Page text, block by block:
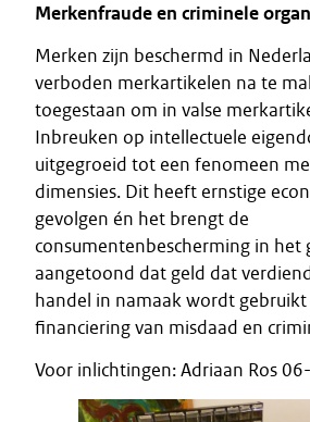
Merkenfraude en criminele
Merken zijn beschermd in
verboden merkartikelen na te
toegestaan om in valse
Inbreuken op intellectuele
uitgegroeid tot een fenomeen
dimensies. Dit heeft ernstige
gevolgen én het brengt de
consumentenbescherming in het
aangetoond dat geld dat
handel in namaak wordt
financiering van misdaad en
Voor inlichtingen: Adriaan Ros